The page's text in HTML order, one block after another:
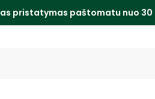
pristatymas paštomatu nuo 30